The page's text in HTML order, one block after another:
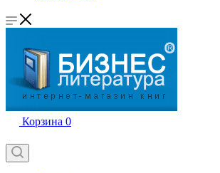
Корзина 0